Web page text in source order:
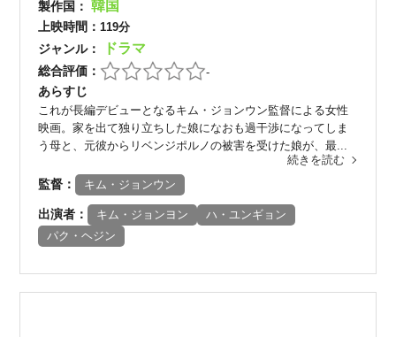
製作国：韓国
上映時間： 119分
ジャンル： ドラマ
総合評価： -
あらすじ
これが長編デビューとなるキム・ジョンウン監督による女性
映画。家を出て独り立ちした娘になおも過干渉になってしま
う母と、元彼からリベンジポルノの被害を受けた娘が、最...
続きを読む
監督： キム・ジョンウン
出演者： キム・ジョンヨン
ハ・ユンギョン
パク・ヘジン